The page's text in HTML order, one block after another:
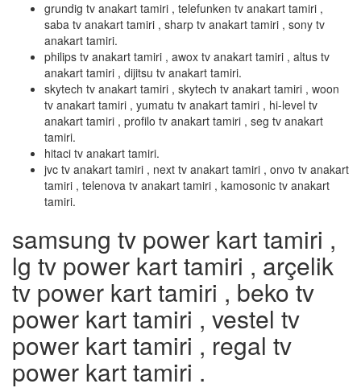
grundig tv anakart tamiri , telefunken tv anakart tamiri ,
saba tv anakart tamiri , sharp tv anakart tamiri , sony tv
anakart tamiri.
philips tv anakart tamiri , awox tv anakart tamiri , altus tv
anakart tamiri , dijitsu tv anakart tamiri.
skytech tv anakart tamiri , skytech tv anakart tamiri , woon
tv anakart tamiri , yumatu tv anakart tamiri , hi-level tv
anakart tamiri , profilo tv anakart tamiri , seg tv anakart
tamiri.
hitaci tv anakart tamiri.
jvc tv anakart tamiri , next tv anakart tamiri , onvo tv anakart
tamiri , telenova tv anakart tamiri , kamosonic tv anakart
tamiri.
samsung tv power kart tamiri ,
lg tv power kart tamiri , arçelik
tv power kart tamiri , beko tv
power kart tamiri , vestel tv
power kart tamiri , regal tv
power kart tamiri .